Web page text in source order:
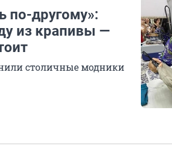
по-другому»:
из крапивы —
столичные модники